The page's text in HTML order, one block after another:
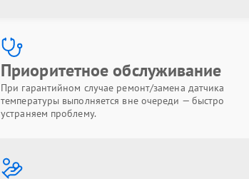
Приоритетное обслуживание
При гарантийном случае ремонт/замена датчика
температуры выполняется вне очереди — быстро
устраняем проблему.